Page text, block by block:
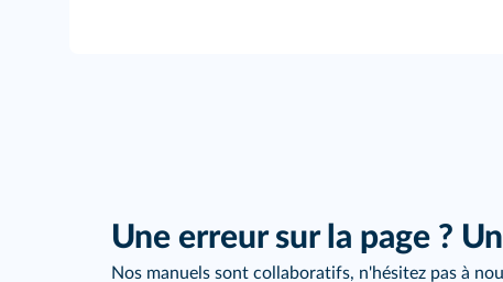
Une erreur sur la page ?
Nos manuels sont collaboratifs, n'hésitez pas à